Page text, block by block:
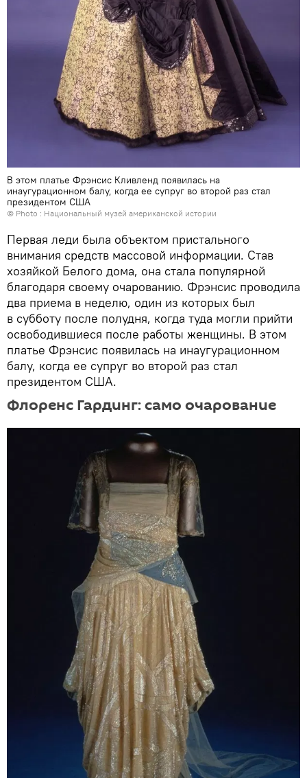
В этом платье Фрэнсис Кливленд появилась на
инаугурационном балу, когда ее супруг во второй раз стал
президентом США
© Photo : Национальный музей американской истории
Первая леди была объектом пристального
внимания средств массовой информации. Став
хозяйкой Белого дома, она стала популярной
благодаря своему очарованию. Фрэнсис проводила
два приема в неделю, один из которых был
в субботу после полудня, когда туда могли прийти
освободившиеся после работы женщины. В этом
платье Фрэнсис появилась на инаугурационном
балу, когда ее супруг во второй раз стал
президентом США.
Флоренс Гардинг: само очарование